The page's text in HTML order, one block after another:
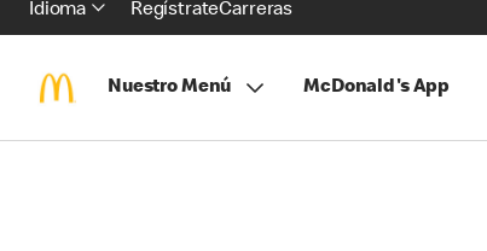
Idioma RegístrateCarreras
Nuestro Menú McDonald's App